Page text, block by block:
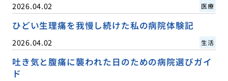
2026.04.02 医療
ひどい生理痛を我慢し続けた私の病院体験記
2026.04.02 生活
吐き気と腹痛に襲われた日のための病院選びガイ
ド